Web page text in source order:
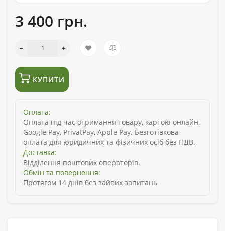
3 400 грн.
КУПИТИ
Оплата:
Оплата під час отримання товару, картою онлайн,
Google Pay, PrivatPay, Apple Pay. Безготівкова
оплата для юридичних та фізичних осіб без ПДВ.
Доставка:
Відділення поштових операторів.
Обмін та повернення:
Протягом 14 днів без зайвих запитань